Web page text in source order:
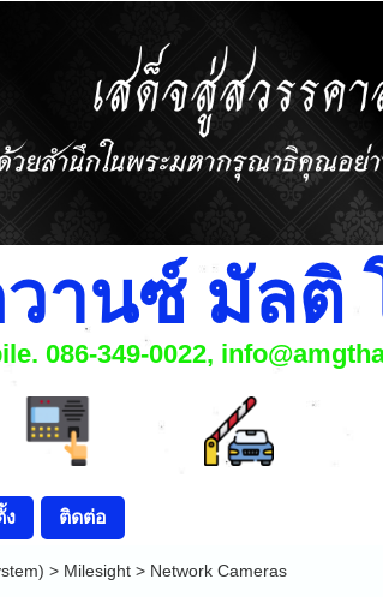
านซ์ มัลติ
086-349-0022,
ง ติดต่อ
> Milesight> Network Cameras